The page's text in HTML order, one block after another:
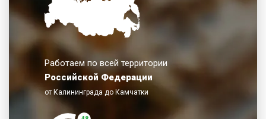
Работаем по всей территории
Российской Федерации
от Калининграда до Камчатки